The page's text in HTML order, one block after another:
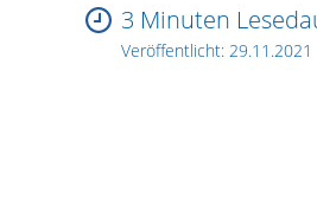
3 Minuten
Veröffentlicht: 29.11.2021